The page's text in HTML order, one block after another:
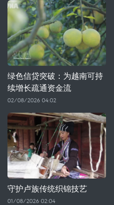
绿色信贷突破：为越南可持
续增长疏通资金流
02/08/2026 04:02
守护卢族传统织锦技艺
01/08/2026 02:04